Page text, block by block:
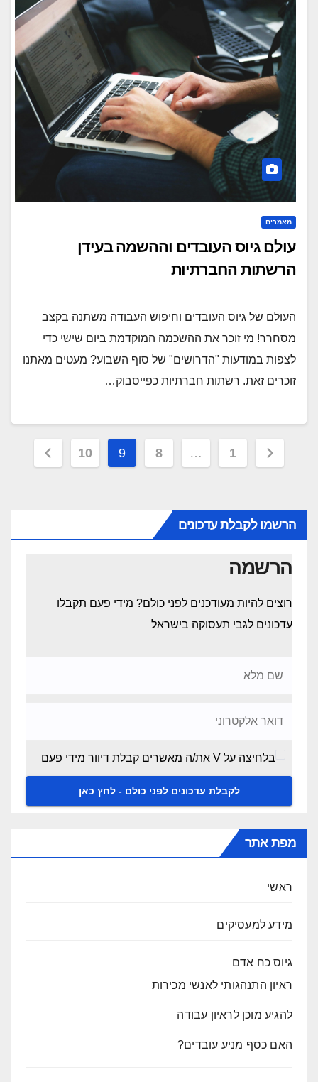
מאמרים
עולם גיוס העובדים וההשמה בעידן
הרשתות החברתיות
העולם של גיוס העובדים וחיפוש העבודה משתנה בקצב
מסחרר! מי זוכר את ההשכמה המוקדמת ביום שישי כדי
לצפות במודעות "הדרושים" של סוף השבוע? מעטים מאתנו
זוכרים זאת. רשתות חברתיות כפייסבוק…
Posts
1
…
8
9
10
הרשמו לקבלת עדכונים
הרשמה
רוצים להיות מעודכנים לפני כולם? מידי פעם תקבלו
עדכונים לגבי תעסוקה בישראל
בלחיצה על V את/ה מאשרים קבלת דיוור מידי פעם
מפת אתר
ראשי
מידע למעסיקים
גיוס כח אדם
ראיון התנהגותי לאנשי מכירות
להגיע מוכן לראיון עבודה
האם כסף מניע עובדים?